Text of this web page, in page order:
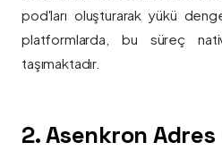
pod'ları oluşturarak yükü
platformlarda, bu süreç
taşımaktadır.
2. Asenkron